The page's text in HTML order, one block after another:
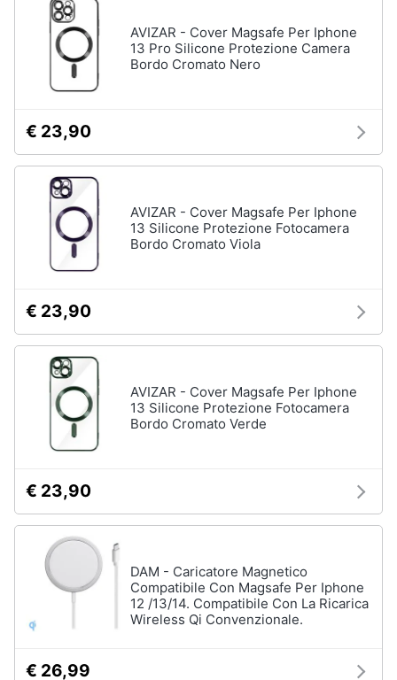
AVIZAR - Cover Magsafe Per Iphone
13 Pro Silicone Protezione Camera
Bordo Cromato Nero
€ 23,90
AVIZAR - Cover Magsafe Per Iphone
13 Silicone Protezione Fotocamera
Bordo Cromato Viola
€ 23,90
AVIZAR - Cover Magsafe Per Iphone
13 Silicone Protezione Fotocamera
Bordo Cromato Verde
€ 23,90
DAM - Caricatore Magnetico
Compatibile Con Magsafe Per Iphone
12 /13/14. Compatibile Con La Ricarica
Wireless Qi Convenzionale.
€ 26,99